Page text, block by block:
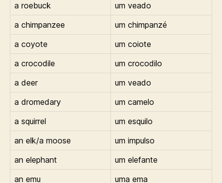
a roebuck
um veado
a chimpanzee
um chimpanzé
a coyote
um coiote
a crocodile
um crocodilo
a deer
um veado
a dromedary
um camelo
a squirrel
um esquilo
an elk/a moose
um impulso
an elephant
um elefante
an emu
uma ema